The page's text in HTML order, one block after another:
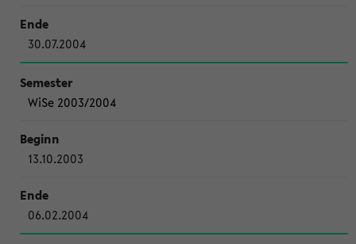
30.07.2004
WiSe 2003/2004
13.10.2003
06.02.2004